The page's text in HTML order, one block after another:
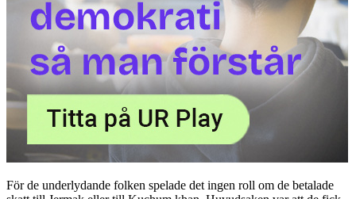
För de underlydande folken spelade det ingen roll om de betalade